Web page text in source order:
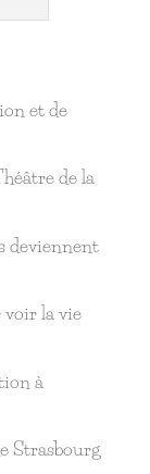
et de
de la
deviennent
voir la vie
à
Strasbourg